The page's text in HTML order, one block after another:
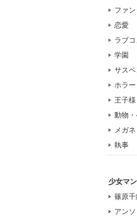
ファ
恋愛
ラブコ
学園
サスペ
ホラー
王子様
動物・
メガネ
執事
少女マ
篠原
アン